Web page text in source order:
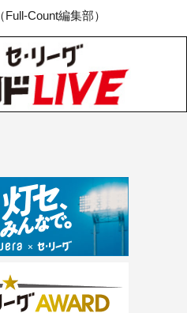
Count編集部）